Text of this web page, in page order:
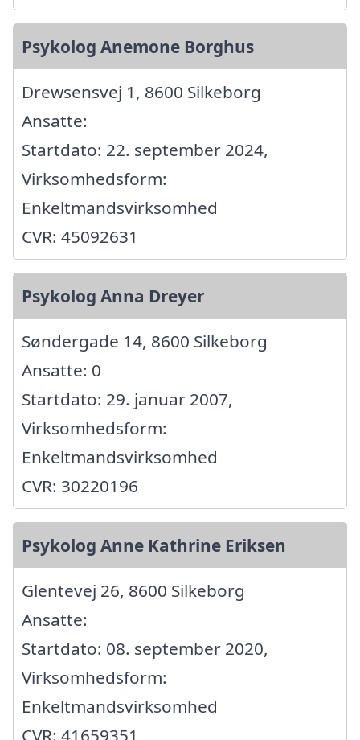
Psykolog Anemone Borghus
Drewsensvej 1, 8600 Silkeborg
Ansatte:
Startdato: 22. september 2024,
Virksomhedsform:
Enkeltmandsvirksomhed
CVR: 45092631
Psykolog Anna Dreyer
Søndergade 14, 8600 Silkeborg
Ansatte: 0
Startdato: 29. januar 2007,
Virksomhedsform:
Enkeltmandsvirksomhed
CVR: 30220196
Psykolog Anne Kathrine Eriksen
Glentevej 26, 8600 Silkeborg
Ansatte:
Startdato: 08. september 2020,
Virksomhedsform:
Enkeltmandsvirksomhed